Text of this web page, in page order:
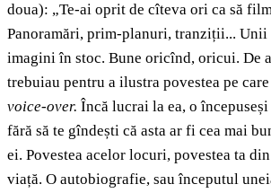
doua): „Te-ai oprit de cîteva ori ca să
Panoramări, prim-planuri, tranziții... Unii
imagini în stoc. Bune oricînd, oricui. De
trebuiau pentru a ilustra povestea pe
voice-over. Încă lucrai la ea, o
fără să te gîndești că asta ar fi cea mai
ei. Povestea acelor locuri, povestea ta
viață. O autobiografie, sau începutul